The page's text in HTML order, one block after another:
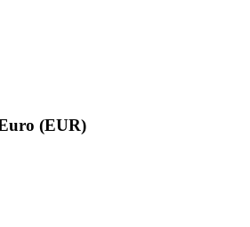
(EUR)